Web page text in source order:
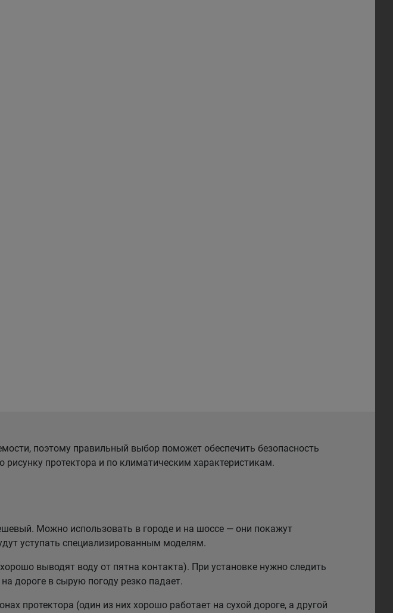
поэтому правильный выбор поможет обеспечить безопасность
протектора и по климатическим характеристикам.
Можно использовать в городе и на шоссе — они покажут
уступать специализированным моделям.
выводят воду от пятна контакта). При установке нужно следить
дороге в сырую погоду резко падает.
протектора (один из них хорошо работает на сухой дороге, а другой